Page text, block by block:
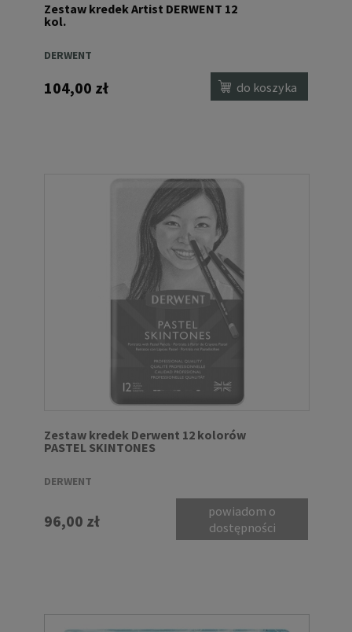
Zestaw kredek Artist DERWENT 12
kol.
DERWENT
104,00 zł do koszyka
Zestaw kredek Derwent 12 kolorów
PASTEL SKINTONES
DERWENT
96,00 zł
powiadom o
dostępności